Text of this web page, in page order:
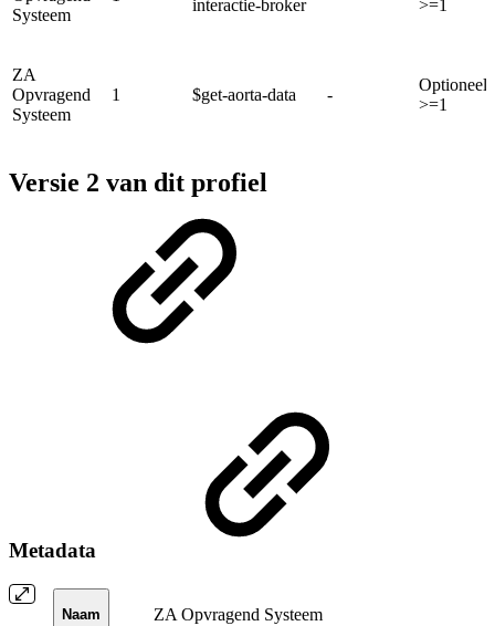
Systeem
interactie-broker
>=1
ZA
Opvragend
Systeem
1 $get-aorta-data -
Optioneel
>=1
Versie 2 van dit profiel
Metadata
Naam ZA Opvragend Systeem